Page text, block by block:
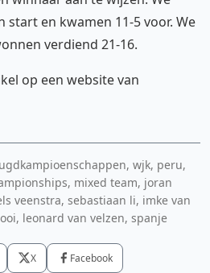
en kwamen 11-5 voor. We
verdiend 21-16.
op een website van
wjk, peru,
mixed team, joran
veenstra, sebastiaan li, imke van
leonard van velzen, spanje
X Facebook